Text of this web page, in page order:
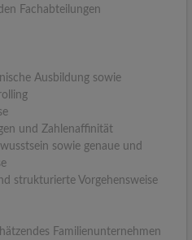
Fachabteilungen
Ausbildung sowie
und Zahlenaffinität
sowie genaue und
strukturierte Vorgehensweise
Familienunternehmen